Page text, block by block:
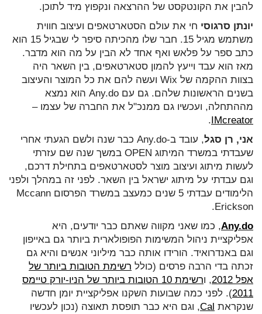
להבין את הקונטקסט של ההרצאה ונקפוץ מיד לתוכן.
יונתן סרגוסי חי את עולם הסטארטאפים ועיצוב חווית
משתמש מגיל 15. חבר שלו מהכיתה סיפר לי שבגיל 15 הוא
כתב ספר על פלאש ואף אחד לא הבין על מה הוא מדבר.
מאז הוא עבד וייעץ להמון סטארטאפים, בין השאר היה
בצוות ההקמה של Wix ועשה להם את כל המוצר והעיצוב
בשנים הראשונות שלהם. גם עם Any.do הוא נמצא
מההתחלה, ועכשיו גם ממנכ"ל את החברה של עצמו –
IMcreator
.
אני, רן סגל
, עובד ב-Any.do כבר שנה ולשם הגעתי אחרי
שעבדתי במשרד המיתוג OPEN במשך שנה שם עזרתי
לעשות מיתוג ועיצוב מוצר לסטארטאפים בתחילת דרכם,
וגם עבדתי על מיתוג ישראל בין השאר. לפני זה במהלך ולפני
הלימודים עבדתי 5 שנים כמעצב במשרד הפרסום Mccann
Erickson.
Any.do, כמו שאני מקווה שאתם כבר יודעים, היא
אפליקציית ניהול המשימות הפופולארית ביותר גם באייפון
וגם באנדרואיד. הורידו אותה כבר מיליוני אנשים והיא גם
זכתה בדי הרבה פרסים (כולל רשימת הטובות ביותר של
אפל 2012
, ו
רשימת 10 הטובות ביותר של הניו-יורק טיימס
2011). לפני כמה שבועות השקנו אפליקציית יומן חדשה
שנקראת Cal, וגם היא כבר תופסת תאוצה (נכון לעכשיו